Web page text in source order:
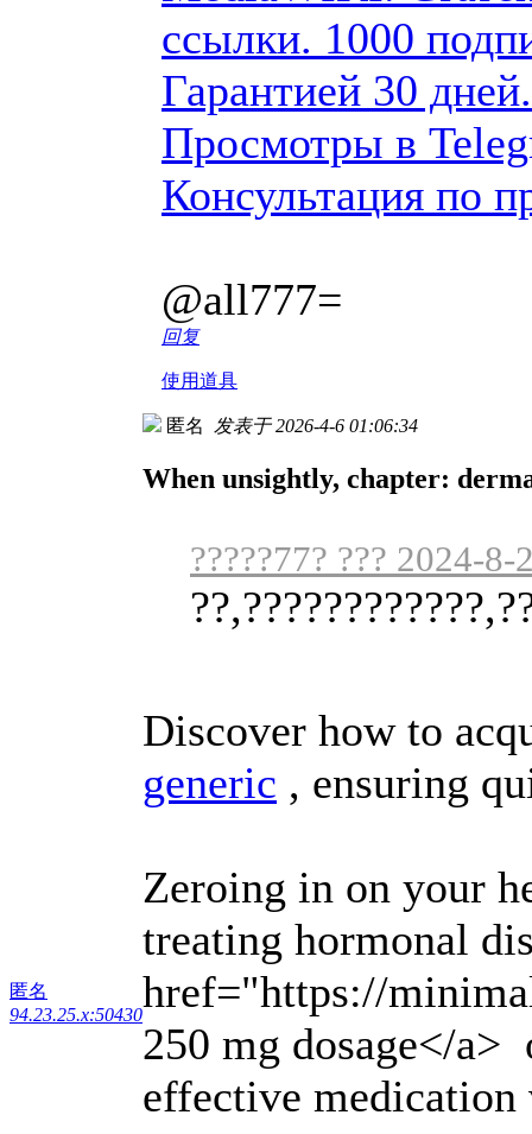
ссылки. 1000
Гарантией 30
Просмотры в
Консультация по
@all777=
回复
使用道具
匿名
94.23.25.x:50430
匿名 发表于 2026-4-6 01:06:34
When unsightly, chapter:
?????77? ??? 2024-
Discover how to
generic , ensuring
Zeroing in on your
treating hormonal
href="https://
250 mg dosage</a>
effective